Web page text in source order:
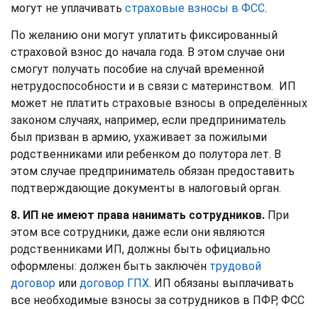
могут не уплачивать страховые взносы в ФСС.
По желанию они могут уплатить фиксированный
страховой взнос до начала года. В этом случае они
смогут получать пособие на случай временной
нетрудоспособности и в связи с материнством. ИП
может не платить страховые взносы в определённых
законом случаях, например, если предприниматель
был призван в армию, ухаживает за пожилыми
родственниками или ребенком до полутора лет. В
этом случае предприниматель обязан предоставить
подтверждающие документы в налоговый орган.
8. ИП не имеют права нанимать сотрудников. При
этом все сотрудники, даже если они являются
родственниками ИП, должны быть официально
оформлены: должен быть заключён трудовой
договор или договор ГПХ. ИП обязаны выплачивать
все необходимые взносы за сотрудников в ПФР, ФСС